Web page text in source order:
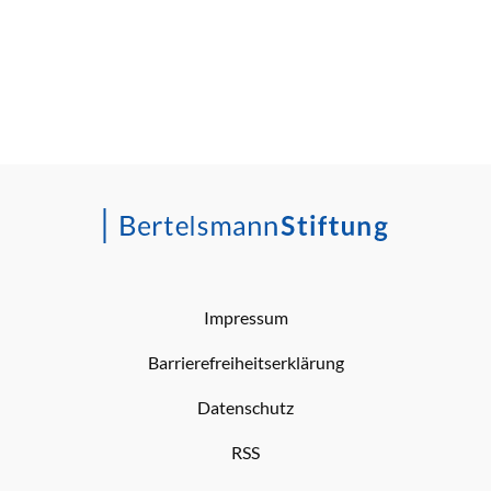
Impressum
Barrierefreiheitserklärung
Datenschutz
RSS